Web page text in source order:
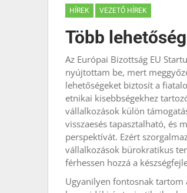
HÍREK VEZETŐ HÍREK
Több
Az Európai Bizottság EU
nyújtottam be, mert
lehetőségeket biztosít a
etnikai kisebbségekhez
vállalkozások külön
visszaesés tapasztalható, és
perspektívát. Ezért
vállalkozások bürokratikus
férhessen hozzá a
Ugyanilyen fontosnak tartom